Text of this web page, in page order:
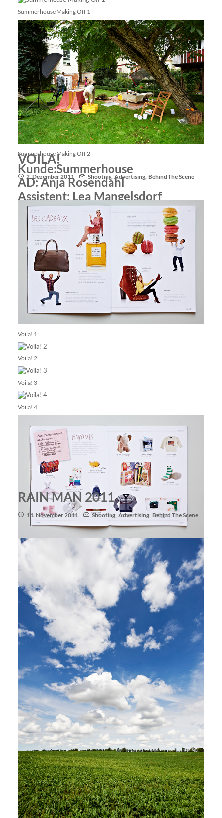
Summerhouse Making Off 1
Summerhouse Making Off 2
Kunde:Summerhouse
AD: Anja Rosendahl
Assistent: Lea Mangelsdorf
VOILA!
2. Dezember 2011 Shooting, Advertising, Behind The Scene
Voila! 1
Voila! 2
Voila! 3
Voila! 4
Voila! 5
Kunde: Galeries Lafayette
Art Direktion: Anja Rosendahl
Redaktion: Nelly Hemmann
Assistentin: Franzi Maiwald
RAIN MAN 2011
14. November 2011 Shooting, Advertising, Behind The Scene